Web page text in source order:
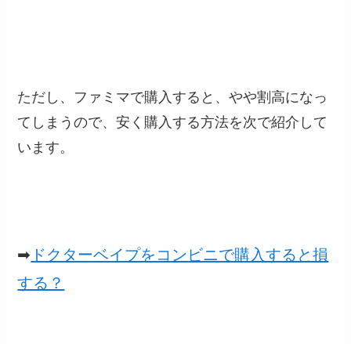
ただし、ファミマで購入すると、やや割高になっ
てしまうので、安く購入する方法を次で紹介して
います。
➡ ドクターベイプをコンビニで購入すると損
する？